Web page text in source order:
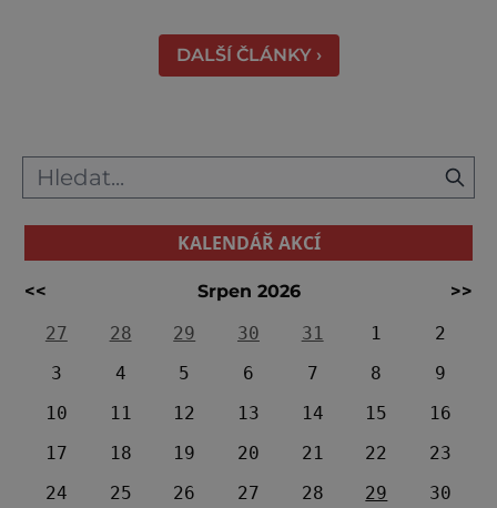
DALŠÍ ČLÁNKY ›
KALENDÁŘ AKCÍ
<< Srpen 2026
>>
27
28 29 30 31 1
2
3
4 5 6 7 8
9
10
11 12 13 14 15
16
17
18 19 20 21 22
23
24
25 26 27 28 29
30